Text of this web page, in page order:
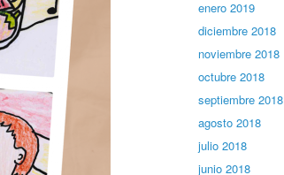
enero 2019
diciembre 2018
noviembre 2018
octubre 2018
septiembre 2018
agosto 2018
julio 2018
junio 2018